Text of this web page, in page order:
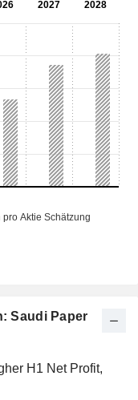
Saudi Paper
H1 Net Profit,